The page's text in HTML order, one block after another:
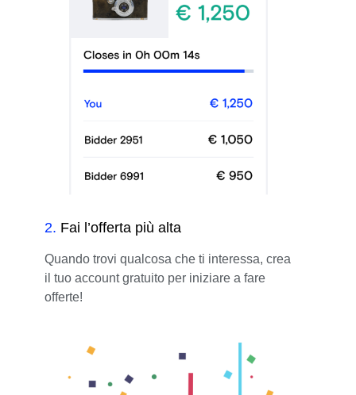
2. Fai l’offerta più alta
Quando trovi qualcosa che ti interessa, crea
il tuo account gratuito per iniziare a fare
offerte!